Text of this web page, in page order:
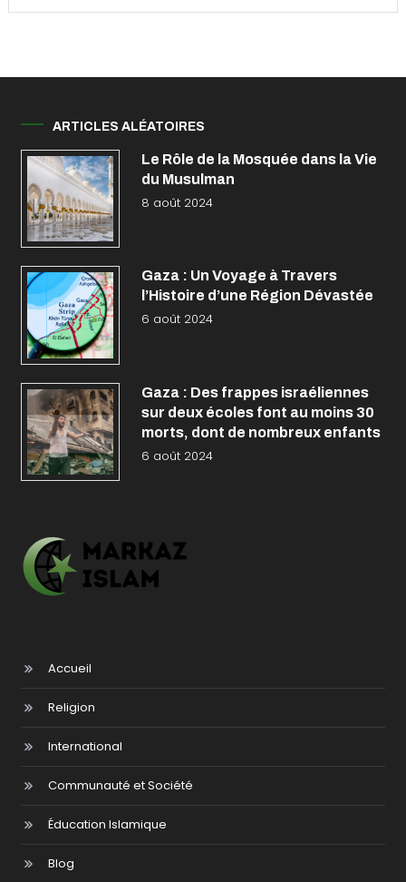
ARTICLES ALÉATOIRES
Le Rôle de la Mosquée dans la Vie
du Musulman
8 août 2024
Gaza : Un Voyage à Travers
l’Histoire d’une Région Dévastée
6 août 2024
Gaza : Des frappes israéliennes
sur deux écoles font au moins 30
morts, dont de nombreux enfants
6 août 2024
Accueil
Religion
International
Communauté et Société
Éducation Islamique​
Blog